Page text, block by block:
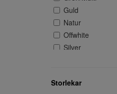
Guld
Natur
Offwhite
Silver
Vit/Multi
Storlekar